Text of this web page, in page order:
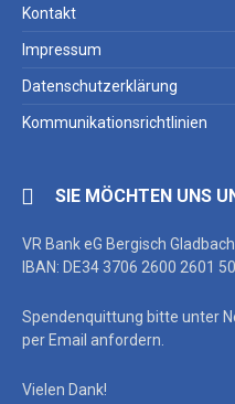
Kontakt
Impressum
Datenschutzerklärung
Kommunikationsrichtlinien
SIE MÖCHTEN UNS
VR Bank eG Bergisch
IBAN: DE34 3706 2600 2601
Spendenquittung bitte unter
per Email anfordern.
Vielen Dank!